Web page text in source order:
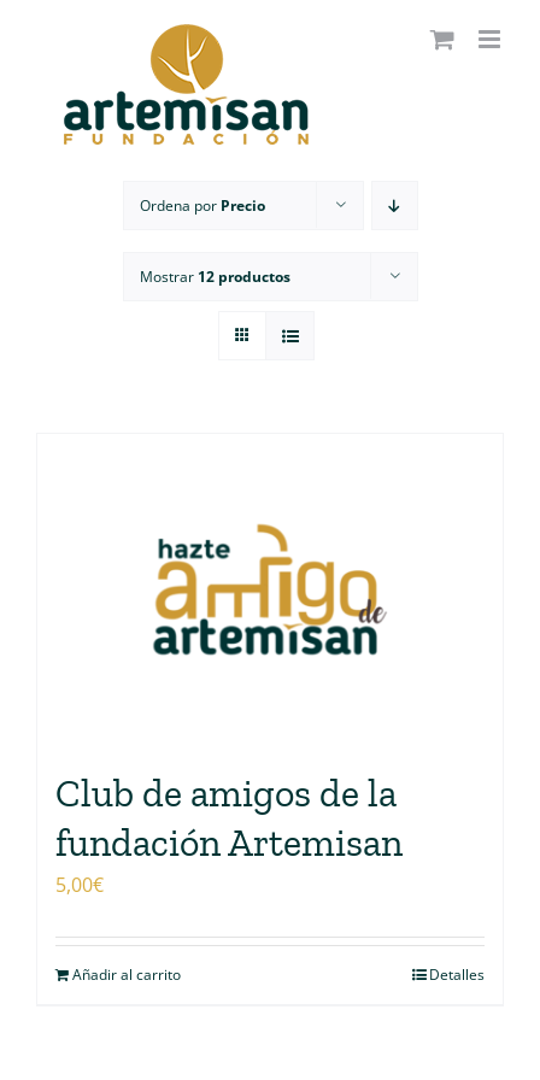
Ordena por Precio
Mostrar 12 productos
Club de amigos de la
fundación Artemisan
5,00€
Añadir al carrito Detalles